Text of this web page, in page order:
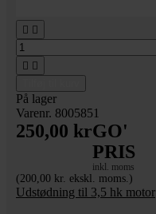
 
 
På lager
Varenr. 8005851
250,00 krGO'
PRIS
inkl. moms
(200,00 kr. ekskl. moms.)
Udstødning til 3,5 hk motor